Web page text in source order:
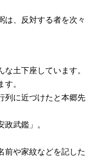
は、反対する者を次々
な土下座しています。
。
列に近づけたと本郷先
武鑑」。
前や家紋などを記した